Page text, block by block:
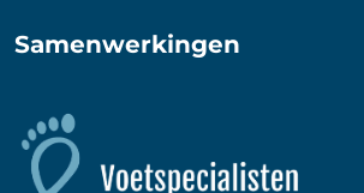
Samenwerkingen